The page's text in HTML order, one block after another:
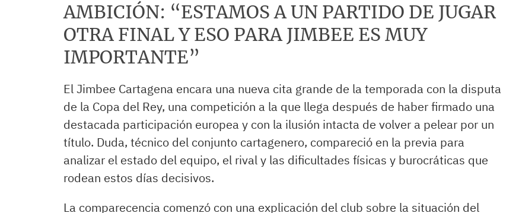
AMBICIÓN: “ESTAMOS A UN PARTIDO DE JUGAR
OTRA FINAL Y ESO PARA JIMBEE ES MUY
IMPORTANTE”
El Jimbee Cartagena encara una nueva cita grande de la temporada con la disputa
de la Copa del Rey, una competición a la que llega después de haber firmado una
destacada participación europea y con la ilusión intacta de volver a pelear por un
título. Duda, técnico del conjunto cartagenero, compareció en la previa para
analizar el estado del equipo, el rival y las dificultades físicas y burocráticas que
rodean estos días decisivos.
La comparecencia comenzó con una explicación del club sobre la situación del
España SM El Rey:
La otra gran
unificación de las
competiciones
coperas. La Copa de
España y la Copa de
Su Majestad El Rey
se convierten en un